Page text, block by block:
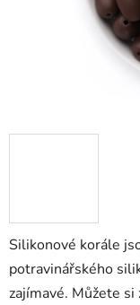
Silikonové korále
potravinářského
zajímavé. Můžete